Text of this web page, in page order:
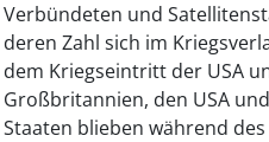
Verbündeten und
deren Zahl sich im
dem Kriegseintritt der USA
Großbritannien, den USA
Staaten blieben während